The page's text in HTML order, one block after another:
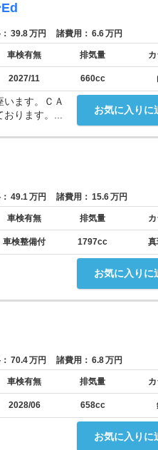
39.8万円 諸費用： 6.6万円
車検有無 排気量
2027/11 660cc
お気に入りに
ます。ＣＡ
ります。...
49.1万円 諸費用： 15.6万円
車検有無 排気量
車検整備付 1797cc 真
お気に入りに
70.4万円 諸費用： 6.8万円
車検有無 排気量
2028/06 658cc
お気に入りに